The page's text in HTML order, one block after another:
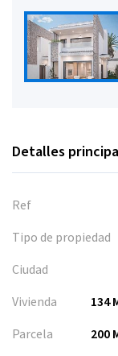
Detalles
Ref
Tipo de propiedad
Ciudad
Vivienda
134
Parcela
200